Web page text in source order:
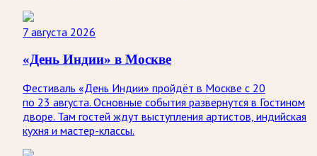
7 августа 2026
«День Индии» в Москве
Фестиваль «День Индии» пройдёт в Москве с 20
по 23 августа. Основные события развернутся в Гостином
дворе. Там гостей ждут выступления артистов, индийская
кухня и мастер-классы.